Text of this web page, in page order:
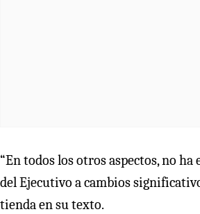
“En todos los otros aspectos, no
del Ejecutivo a cambios
tienda en su texto.